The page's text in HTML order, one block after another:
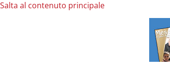
Salta al contenuto principale